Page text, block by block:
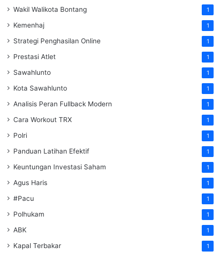
Wakil Walikota Bontang 1
Kemenhaj 1
Strategi Penghasilan Online 1
Prestasi Atlet 1
Sawahlunto 1
Kota Sawahlunto 1
Analisis Peran Fullback Modern 1
Cara Workout TRX 1
Polri 1
Panduan Latihan Efektif 1
Keuntungan Investasi Saham 1
Agus Haris 1
#Pacu 1
Polhukam 1
ABK 1
Kapal Terbakar 1